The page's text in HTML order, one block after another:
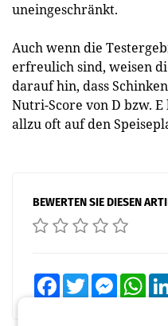
uneingeschränkt.
Auch wenn die
erfreulich sind, weisen
darauf hin, dass
Nutri-Score von D bzw.
allzu oft auf den
BEWERTEN SIE DIESEN
FacebookTwitter Messenger